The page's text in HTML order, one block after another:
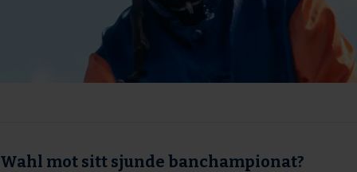
Wahl mot sitt sjunde banchampionat?